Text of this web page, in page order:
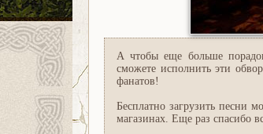
А чтобы еще больше
сможете исполнить эти
фанатов!
Бесплатно загрузить песни
магазинах. Еще раз спасибо